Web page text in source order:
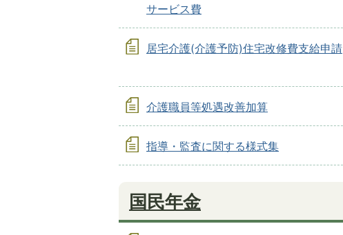
サービス費
居宅介護(介護予防)住宅改修費支給申請
介護職員等処遇改善加算
指導・監査に関する様式集
国民年金